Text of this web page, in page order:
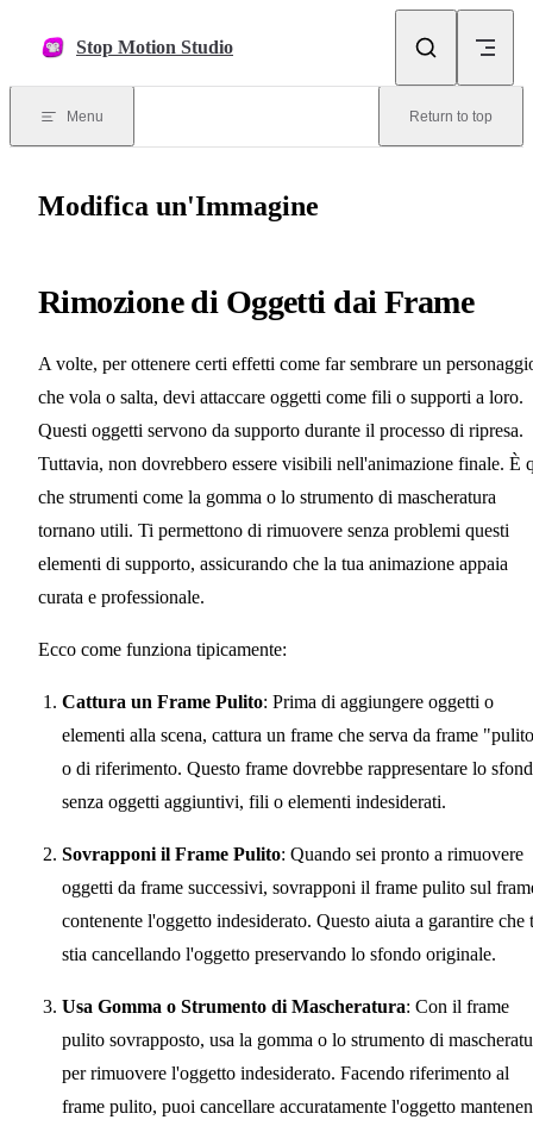
Stop Motion Studio
Menu Return to top
Modifica un'Immagine
Rimozione di Oggetti dai Frame
A volte, per ottenere certi effetti come far sembrare un
che vola o salta, devi attaccare oggetti come fili o supporti a loro.
Questi oggetti servono da supporto durante il processo di ripresa.
Tuttavia, non dovrebbero essere visibili nell'animazione finale. È
che strumenti come la gomma o lo strumento di mascheratura
tornano utili. Ti permettono di rimuovere senza problemi questi
elementi di supporto, assicurando che la tua animazione appaia
curata e professionale.
Ecco come funziona tipicamente:
Cattura un Frame Pulito: Prima di aggiungere oggetti o
elementi alla scena, cattura un frame che serva da frame
o di riferimento. Questo frame dovrebbe rappresentare lo
senza oggetti aggiuntivi, fili o elementi indesiderati.
Sovrapponi il Frame Pulito: Quando sei pronto a rimuovere
oggetti da frame successivi, sovrapponi il frame pulito sul
contenente l'oggetto indesiderato. Questo aiuta a garantire che
stia cancellando l'oggetto preservando lo sfondo originale.
Usa Gomma o Strumento di Mascheratura: Con il frame
pulito sovrapposto, usa la gomma o lo strumento di
per rimuovere l'oggetto indesiderato. Facendo riferimento al
frame pulito, puoi cancellare accuratamente l'oggetto